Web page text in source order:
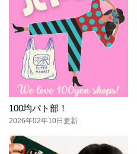
100均パト部！
2026年02年10日更新